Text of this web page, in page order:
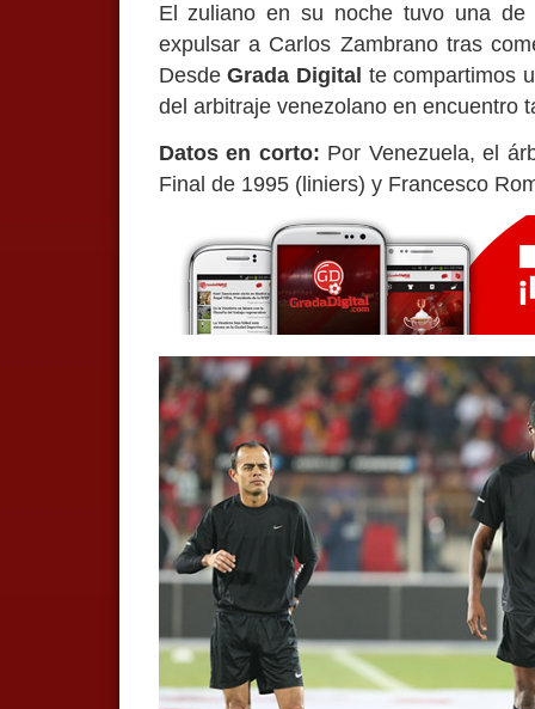
El zuliano en su noche tuvo una de
expulsar a Carlos Zambrano tras
DesdeGrada Digital te compartimos
del arbitraje venezolano en encuentro
Datos en corto: Por Venezuela, el
Final de 1995 (liniers) y Francesco